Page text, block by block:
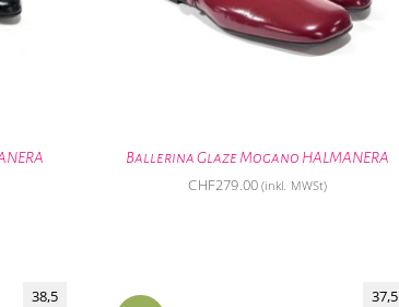
Ballerina Glaze Mogano HALMANERA
CHF279.00 (inkl. MWSt)
38,5 37,5